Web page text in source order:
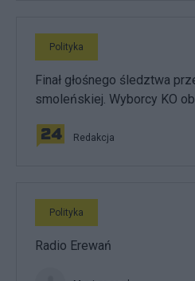
Polityka
Finał głośnego śledztwa
smoleńskiej. Wyborcy KO
Redakcja
Polityka
Radio Erewań